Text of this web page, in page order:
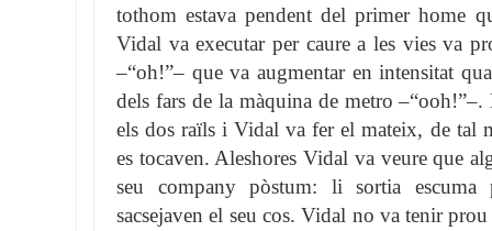
tothom estava pendent del primer home
Vidal va executar per caure a les vies va
–“oh!”– que va augmentar en intensitat
dels fars de la màquina de metro
els dos raïls i Vidal va fer el mateix, de tal
es tocaven. Aleshores Vidal va veure que
seu company pòstum: li sortia
sacsejaven el seu cos. Vidal no va tenir